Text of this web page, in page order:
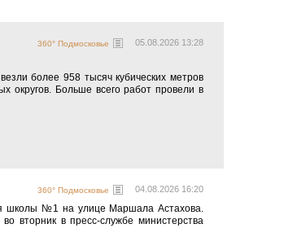
05.08.2026 13:28
360° Подмосковье
более 958 тысяч кубических метров
округов. Больше всего работ провели в
04.08.2026 16:20
360° Подмосковье
школы №1 на улице Маршала Астахова.
вторник в пресс-службе министерства